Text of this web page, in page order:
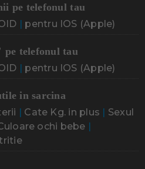
pe telefonul tau
| pentru IOS (Apple)
telefonul tau
| pentru IOS (Apple)
in sarcina
| Cate Kg. in plus | Sexul
ochi bebe |